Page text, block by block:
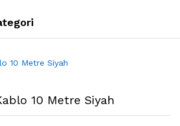
10 Metre Siyah